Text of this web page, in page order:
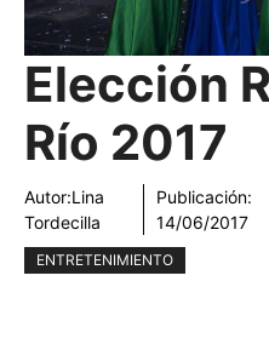
Elección
Río 2017
Autor:Lina
Tordecilla
Publicación:
14/06/2017
ENTRETENIMIENTO